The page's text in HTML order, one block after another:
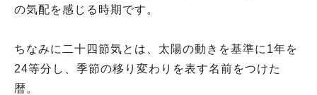
の気配を感じる時期です。
ちなみに二十四節気とは、太陽の動きを基準に1年を
24等分し、季節の移り変わりを表す名前をつけた
暦。